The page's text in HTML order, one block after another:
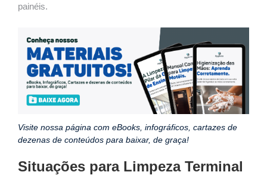
painéis.
Visite nossa página com eBooks, infográficos, cartazes de
dezenas de conteúdos para baixar, de graça!
Situações para Limpeza Terminal